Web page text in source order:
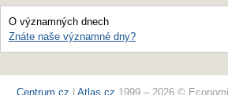
O významných dnech
Znáte naše významné dny?
Centrum.cz Atlas.cz 1999 – 2026 ©